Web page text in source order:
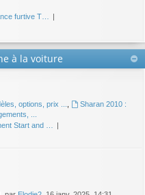
furtive T…
à la voiture
options, prix ...
Sharan 2010 :
...
Start and …